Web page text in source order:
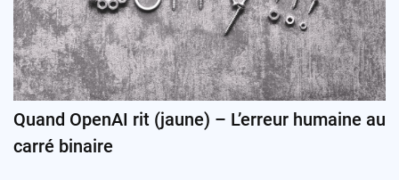
Quand OpenAI rit (jaune) – L’erreur humaine au
carré binaire